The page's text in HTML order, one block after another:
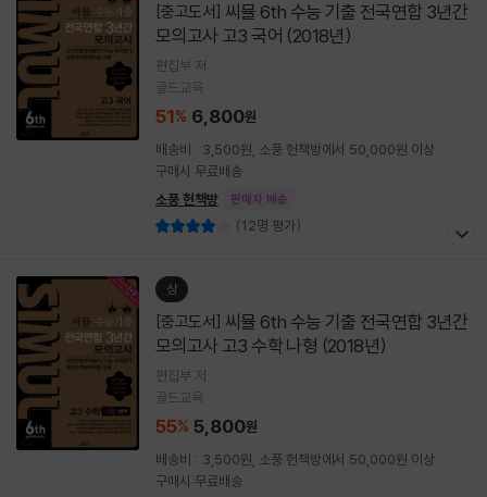
[중고도서]
모의고사 고3 국어 (2018년)
편집부 저
골드교육
51% 6,800원
배송비 : 3,500원, 소풍 헌책방에서 50,000원 이상
구매시 무료배송
소풍 헌책방
판매자 배송
(12명 평가)
상
[중고도서]
모의고사 고3 수학 나형 (2018년)
편집부 저
골드교육
55% 5,800원
배송비 : 3,500원, 소풍 헌책방에서 50,000원 이상
구매시 무료배송